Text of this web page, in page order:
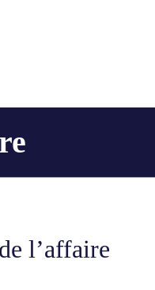
l’affaire